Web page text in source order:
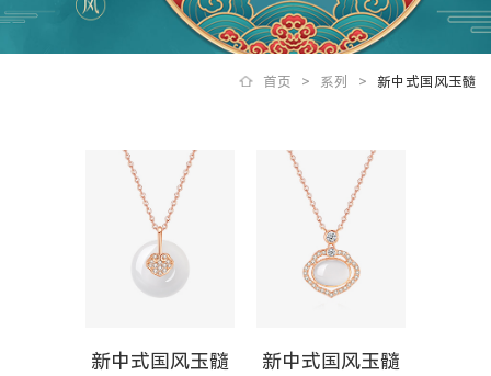
首页 > 系列 > 新中式国风玉髓
新中式国风玉髓 新中式国风玉髓